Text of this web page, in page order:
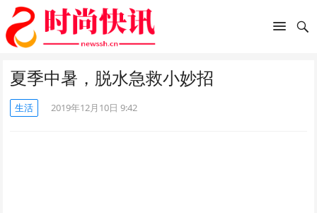
夏季中暑，脱水急救小妙招
生活 2019年12月10日 9:42